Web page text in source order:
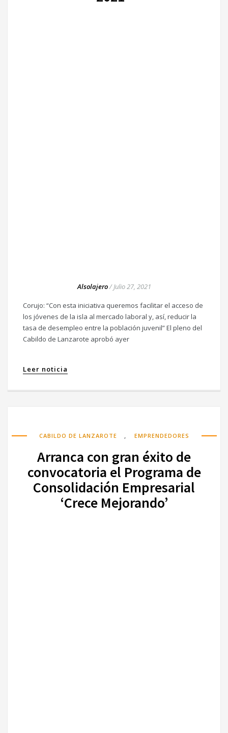
Alsolajero/Julio 27, 2021
Corujo: “Con esta iniciativa queremos facilitar el acceso de
los jóvenes de la isla al mercado laboral y, así, reducir la
tasa de desempleo entre la población juvenil” El pleno del
Cabildo de Lanzarote aprobó ayer
Leer noticia
CABILDO DE LANZAROTE , EMPRENDEDORES
Arranca con gran éxito de
convocatoria el Programa de
Consolidación Empresarial
‘Crece Mejorando’